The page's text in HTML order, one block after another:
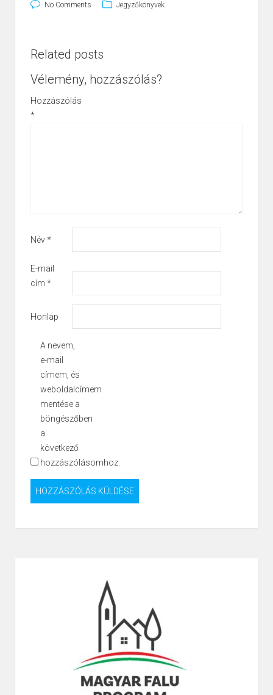
No Comments Jegyzőkönyvek
Related posts
Vélemény, hozzászólás?
Hozzászólás
*
Név*
E-mail
cím *
Honlap
A nevem,
e-mail
címem, és
weboldalcímem
mentése a
böngészőben
a
következő
hozzászólásomhoz.